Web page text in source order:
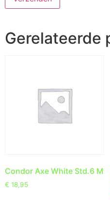
Gerelateerde
Condor Axe White Std.6 M
€ 18,95